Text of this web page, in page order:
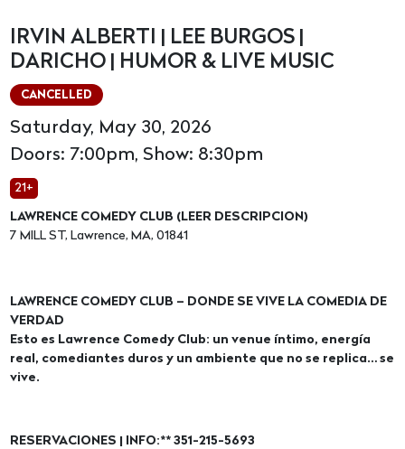
IRVIN ALBERTI | LEE BURGOS |
DARICHO | HUMOR & LIVE MUSIC
CANCELLED
Saturday, May 30, 2026
Doors: 7:00pm, Show: 8:30pm
21+
LAWRENCE COMEDY CLUB (LEER DESCRIPCION)
7 MILL ST, Lawrence, MA, 01841
LAWRENCE COMEDY CLUB – DONDE SE VIVE LA COMEDIA DE
VERDAD
Esto es Lawrence Comedy Club: un venue íntimo, energía
real, comediantes duros y un ambiente que no se replica… se
vive.
RESERVACIONES | INFO:** 351-215-5693